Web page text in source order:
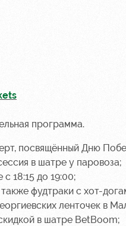
программа.
посвящённый Дню
в шатре у паровоза;
18:15 до 19:00;
фудтраки с хот-
ленточек в
в шатре BetBoom;